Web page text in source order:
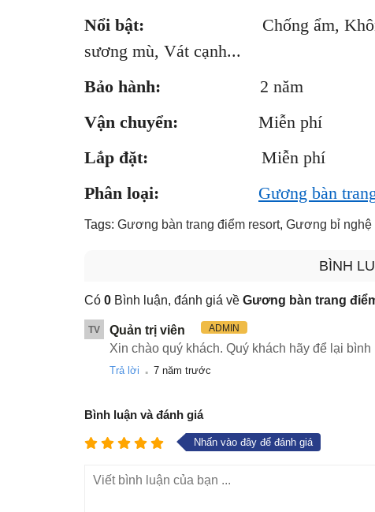
Nổi bật: Chống ẩm, Không gỉ,
sương mù, Vát cạnh...
Bảo hành: 2 năm
Vận chuyển:
Miễn phí
Lắp đặt: Miễn phí
Phân loại:
Gương bàn
Tags: Gương bàn trang điểm resort, Gương bỉ nghệ
BÌNH
Có 0 Bình luận, đánh giá về Gương bàn trang
TV Quản trị viên ADMIN
Xin chào quý khách. Quý khách hãy để lại
Trả lời . 7 năm trước
Bình luận và đánh giá
Nhấn vào đây để đánh giá